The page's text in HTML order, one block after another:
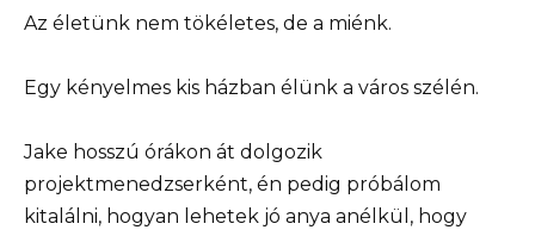
Az életünk nem tökéletes, de a miénk.
Egy kényelmes kis házban élünk a város szélén.
Jake hosszú órákon át dolgozik
projektmenedzserként, én pedig próbálom
kitalálni, hogyan lehetek jó anya anélkül, hogy